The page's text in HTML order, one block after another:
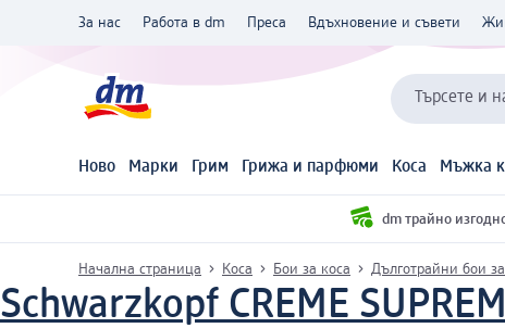
За нас Работа в dm Преса Вдъхновение и съвети
Търсете и
Ново Марки Грим Грижа и парфюми Коса Мъжка
dm трайно
Начална страница Коса Бои за коса Дълготрайни бои
Schwarzkopf CREME